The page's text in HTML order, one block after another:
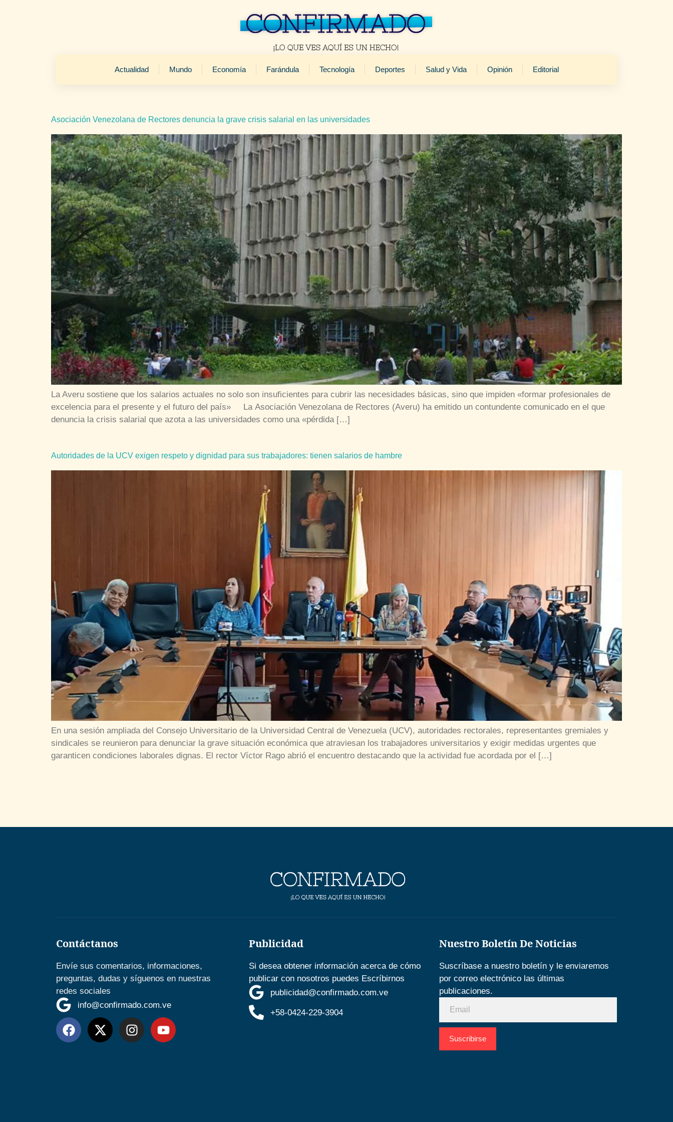
Actualidad Mundo Economía Farándula Tecnología Deportes Salud y Vida Opinión Editorial
Asociación Venezolana de Rectores denuncia la grave crisis salarial en las universidades
La Averu sostiene que los salarios actuales no solo son insuficientes para cubrir las necesidades básicas, sino que impiden «formar profesionales de
excelencia para el presente y el futuro del país» La Asociación Venezolana de Rectores (Averu) ha emitido un contundente comunicado en el que
denuncia la crisis salarial que azota a las universidades como una «pérdida […]
Autoridades de la UCV exigen respeto y dignidad para sus trabajadores: tienen salarios de hambre
En una sesión ampliada del Consejo Universitario de la Universidad Central de Venezuela (UCV), autoridades rectorales, representantes gremiales y
sindicales se reunieron para denunciar la grave situación económica que atraviesan los trabajadores universitarios y exigir medidas urgentes que
garanticen condiciones laborales dignas. El rector Víctor Rago abrió el encuentro destacando que la actividad fue acordada por el […]
Contáctanos
Envíe sus comentarios, informaciones,
preguntas, dudas y síguenos en nuestras
redes sociales
info@confirmado.com.ve
Publicidad
Si desea obtener información acerca de cómo
publicar con nosotros puedes Escríbirnos
publicidad@confirmado.com.ve
+58-0424-229-3904
Nuestro Boletín De Noticias
Suscríbase a nuestro boletín y le enviaremos
por correo electrónico las últimas
publicaciones.
Suscribirse